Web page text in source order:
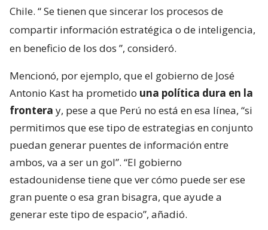
Chile. “Se tienen que sincerar los procesos de
compartir información estratégica o de inteligencia,
en beneficio de los dos ”, consideró.
Mencionó, por ejemplo, que el gobierno de José
Antonio Kast ha prometido una política dura en la
frontera y, pese a que Perú no está en esa línea, “si
permitimos que ese tipo de estrategias en conjunto
puedan generar puentes de información entre
ambos, va a ser un gol”. “El gobierno
estadounidense tiene que ver cómo puede ser ese
gran puente o esa gran bisagra, que ayude a
generar este tipo de espacio”, añadió.